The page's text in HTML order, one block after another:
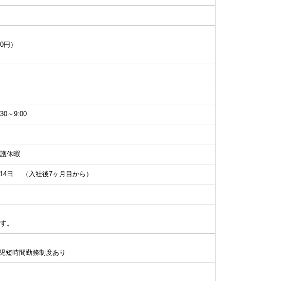
）
～9:00
休暇
日 （入社後7ヶ月目から）
。
短時間勤務制度あり